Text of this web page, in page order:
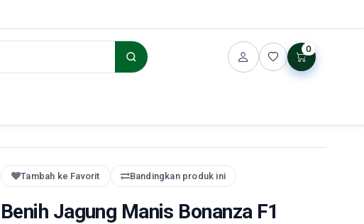
0
Tambah ke Favorit Bandingkan produk ini
Benih Jagung Manis Bonanza F1